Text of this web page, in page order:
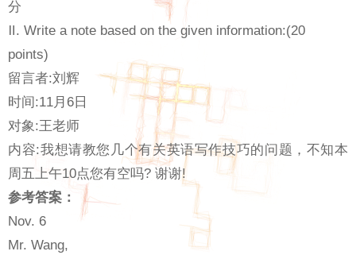
分
Ⅱ. Write a note based on the given information:(20
points)
留言者:刘辉
时间:11月6日
对象:王老师
内容:我想请教您几个有关英语写作技巧的问题，不知本
周五上午10点您有空吗? 谢谢!
参考答案：
Nov. 6
Mr. Wang,